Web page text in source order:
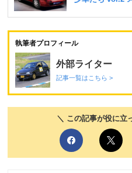
執筆者プロフィール
外部ライター
記事一覧はこちら >
＼ この記事が役に立